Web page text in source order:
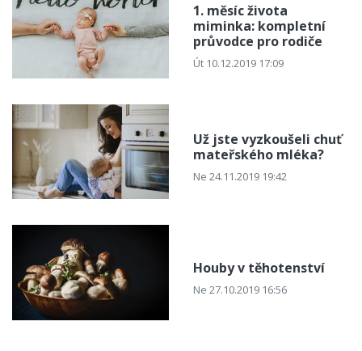
1. měsíc života
miminka: kompletní
průvodce pro rodiče
Út 10.12.2019 17:09
Už jste vyzkoušeli chuť
mateřského mléka?
Ne 24.11.2019 19:42
Houby v těhotenství
Ne 27.10.2019 16:56